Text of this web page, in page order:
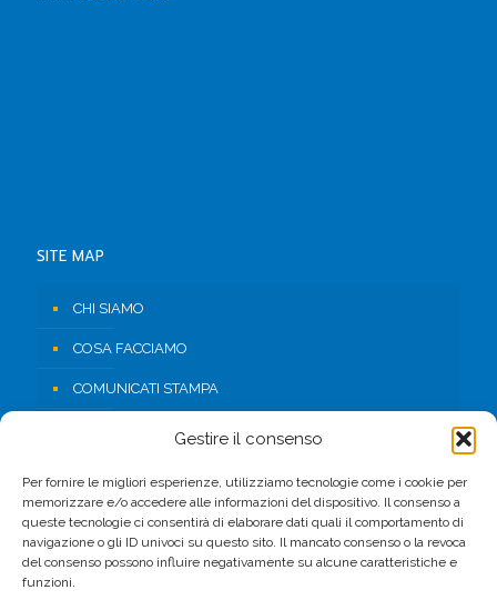
Gestire il consenso
Per fornire le migliori esperienze, utilizziamo tecnologie come i cookie per
memorizzare e/o accedere alle informazioni del dispositivo. Il consenso a
queste tecnologie ci consentirà di elaborare dati quali il comportamento di
navigazione o gli ID univoci su questo sito. Il mancato consenso o la revoca
del consenso possono influire negativamente su alcune caratteristiche e
funzioni.
SITE MAP
CHI SIAMO
COSA FACCIAMO
COMUNICATI STAMPA
AREA RISERVATA
FACEBOOK